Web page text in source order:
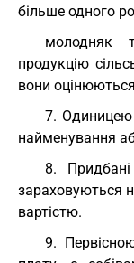
більше одного
молодняк
продукцію
вони
7. Одиницею
найменування
8.
зараховуються
вартістю.
9.